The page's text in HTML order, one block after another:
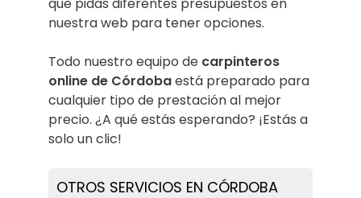
nuestra web para tener opciones.
Todo nuestro equipo de carpinteros
online de Córdobaestá preparado para
cualquier tipo de prestación al mejor
precio. ¿A qué estás esperando? ¡Estás a
solo un clic!
OTROS SERVICIOS EN CÓRDOBA